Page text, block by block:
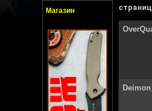
Магазин